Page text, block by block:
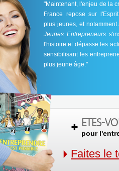
"Maintenant, l'enjeu de la
France repose sur
plus jeunes, et
Jeunes Entrepreneurs
l'histoire et dépasse les
sensibilisant les
plus jeune âge."
ETES-
pour
Faites le